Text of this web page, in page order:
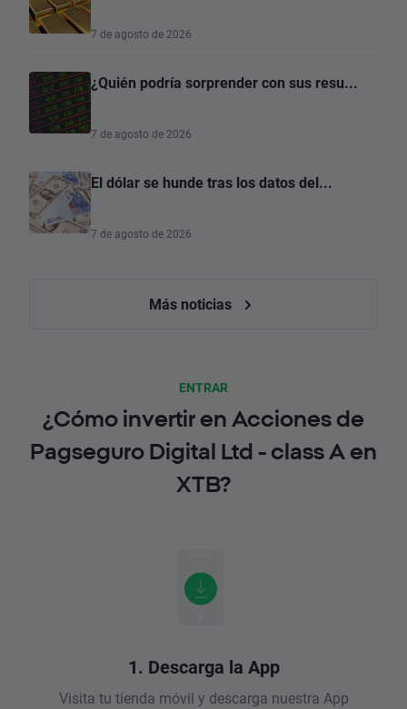
7 de agosto de 2026
¿Quién podría sorprender con sus resu...
7 de agosto de 2026
El dólar se hunde tras los datos del...
7 de agosto de 2026
Más noticias
ENTRAR
¿Cómo invertir en Acciones de
Pagseguro Digital Ltd - class A en
XTB?
1. Descarga la App
Visita tu tienda móvil y descarga nuestra App